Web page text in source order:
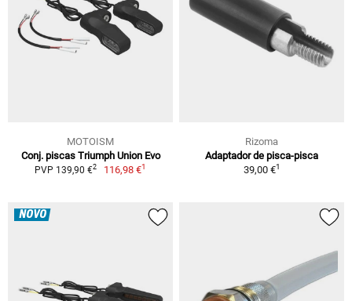
MOTOISM
Conj. piscas Triumph Union Evo
PVP 139,90 €2 116,98 €1
Rizoma
Adaptador de pisca-pisca
39,00 €1
NOVO